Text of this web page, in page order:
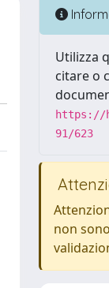
Utilizza
citare o
https://
91/623
non